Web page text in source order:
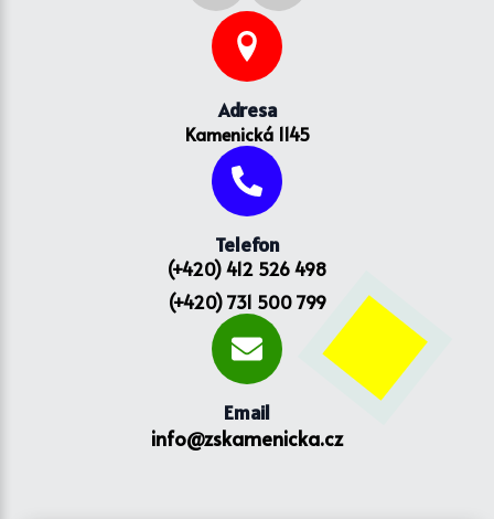
Adresa
Kamenická 1145
Telefon
(+420) 412 526 498
(+420) 731 500 799
Email
info@zskamenicka.cz